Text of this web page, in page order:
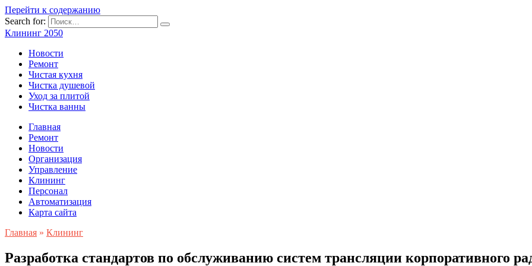
Перейти к содержанию
Search for:
Клининг 2050
Новости
Ремонт
Чистая кухня
Чистка душевой
Уход за плитой
Чистка ванны
Главная
Ремонт
Новости
Организация
Управление
Клининг
Персонал
Автоматизация
Карта сайта
Главная » Клининг
Разработка стандартов по обслуживанию систем трансляции корпоративного